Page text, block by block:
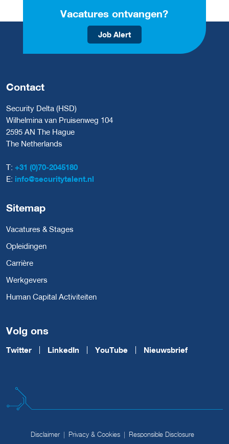
Vacatures ontvangen?
Job Alert
Contact
Security Delta (HSD)
Wilhelmina van Pruisenweg 104
2595 AN The Hague
The Netherlands
T: +31 (0)70-2045180
E: info@securitytalent.nl
Sitemap
Vacatures & Stages
Opleidingen
Carrière
Werkgevers
Human Capital Activiteiten
Volg ons
Twitter LinkedIn YouTube Nieuwsbrief
Disclaimer Privacy & Cookies Responsible Disclosure